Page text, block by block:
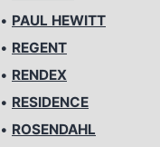
• PAUL HEWITT
• REGENT
• RENDEX
• RESIDENCE
• ROSENDAHL